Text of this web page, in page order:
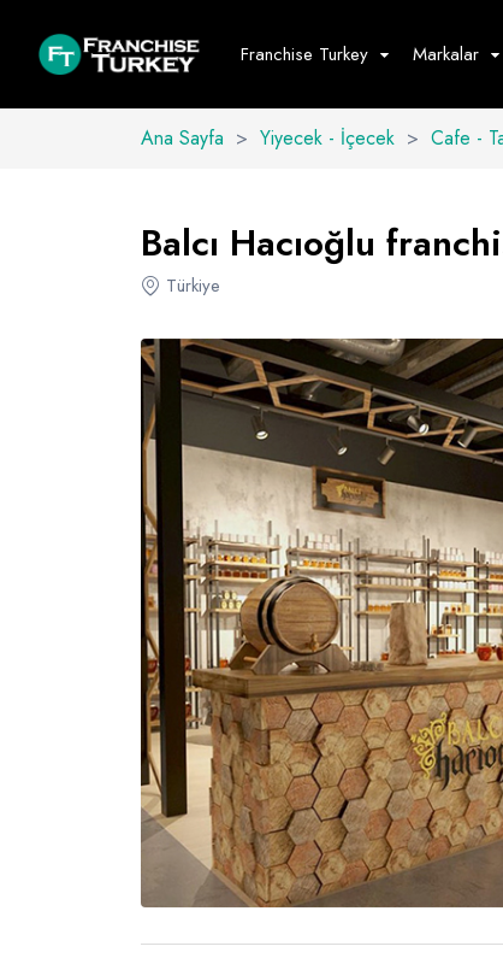
Franchise Turkey Markalar
Fast
Restoran
Ana Sayfa > Yiyecek - İçecek > Cafe -
Balcı Hacıoğlu
Türkiye